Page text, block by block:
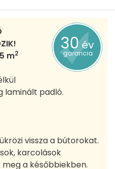
30év
garancia
m2
laminált padló.
vissza a bútorokat.
karcolások
a későbbiekben.